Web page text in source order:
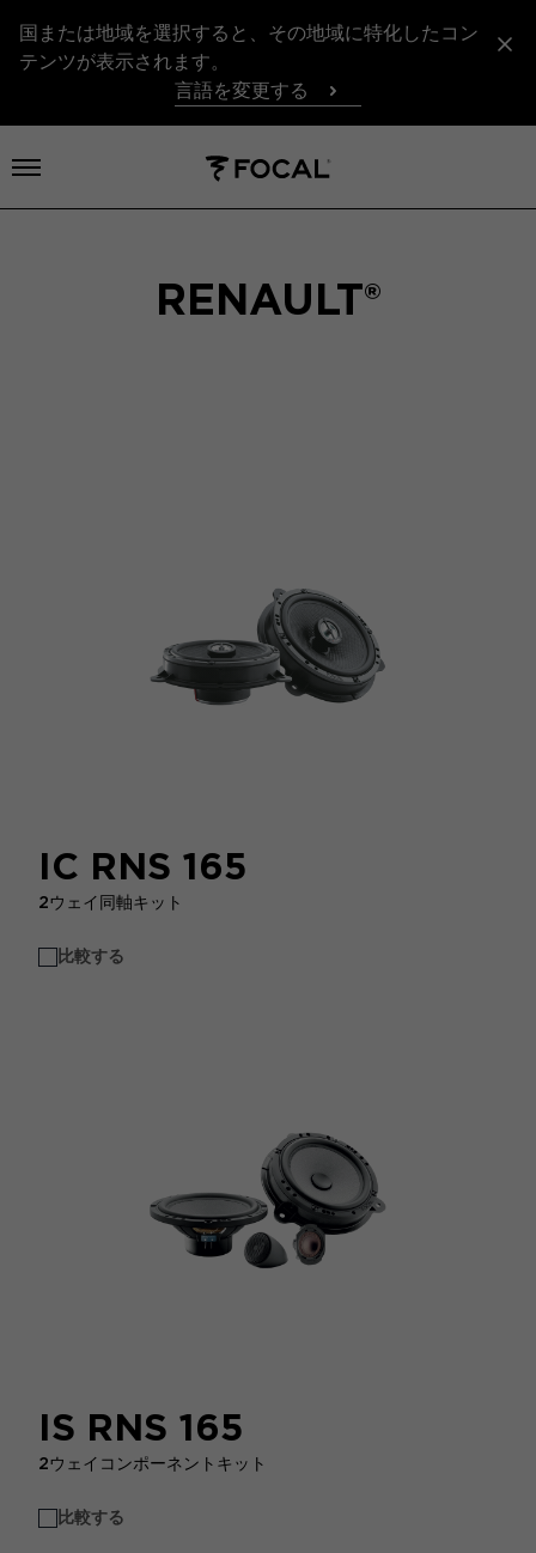
国または地域を選択すると、その地域に特化したコン
テンツが表示されます。
言語を変更する
メニューを開く
RENAULT®
IC RNS 165
2ウェイ同軸キット
比較する
IS RNS 165
2ウェイコンポーネントキット
比較する